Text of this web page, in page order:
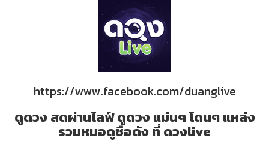
https://www.facebook.com/duanglive
ดูดวง สดผ่านไลฟ์ ดูดวง แม่นๆ โดนๆ แหล่ง
รวมหมอดูชื่อดัง ที่ ดวงlive